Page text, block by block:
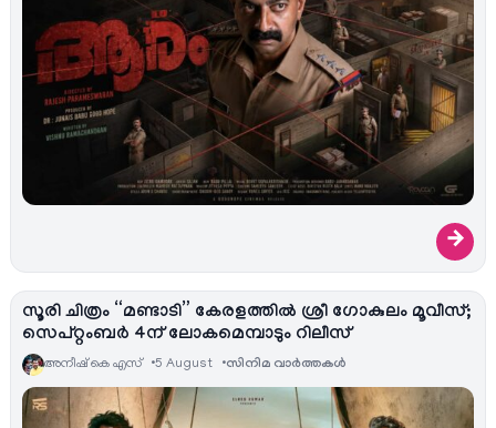
→
സൂരി ചിത്രം “മണ്ടാടി” കേരളത്തിൽ ശ്രീ ഗോകുലം മൂവീസ്;
സെപ്റ്റംബർ 4ന് ലോകമെമ്പാടും റിലീസ്
അനീഷ്‌ കെ എസ് 5 August സിനിമ വാര്‍ത്തകള്‍